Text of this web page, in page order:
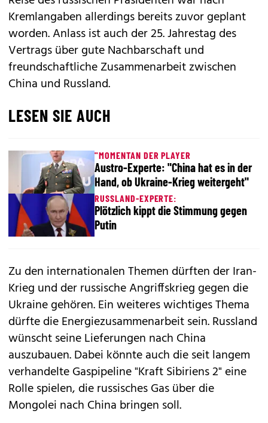
Kremlangaben allerdings bereits zuvor geplant
worden. Anlass ist auch der 25. Jahrestag des
Vertrags über gute Nachbarschaft und
freundschaftliche Zusammenarbeit zwischen
China und Russland.
LESEN SIE AUCH
"MOMENTAN DER PLAYER
Austro-Experte: "China hat es in der
Hand, ob Ukraine-Krieg weitergeht"
RUSSLAND-EXPERTE:
Plötzlich kippt die Stimmung gegen
Putin
Zu den internationalen Themen dürften der Iran-
Krieg und der russische Angriffskrieg gegen die
Ukraine gehören. Ein weiteres wichtiges Thema
dürfte die Energiezusammenarbeit sein. Russland
wünscht seine Lieferungen nach China
auszubauen. Dabei könnte auch die seit langem
verhandelte Gaspipeline "Kraft Sibiriens 2" eine
Rolle spielen, die russisches Gas über die
Mongolei nach China bringen soll.